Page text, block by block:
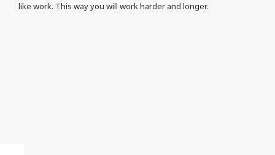
like work. This way you will work harder and longer.